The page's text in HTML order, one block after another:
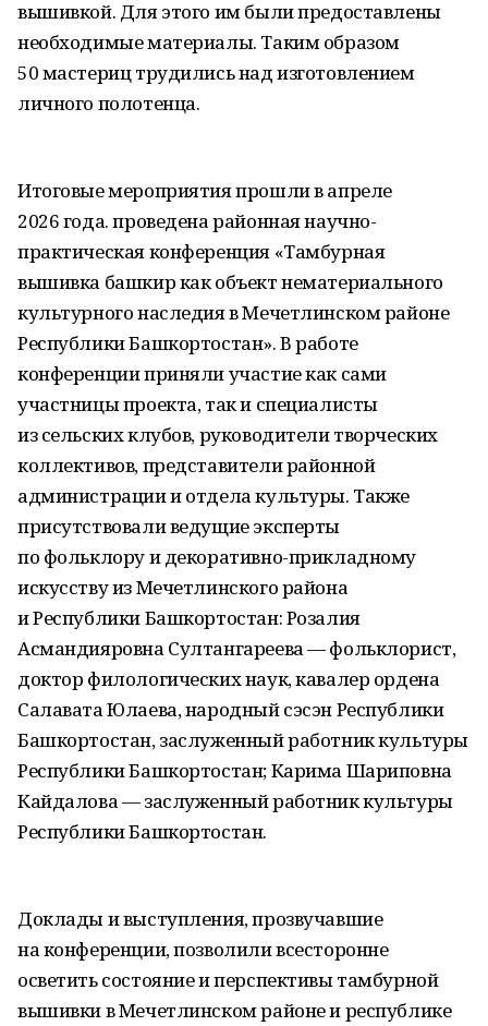
вышивкой. Для этого им были предоставлены
необходимые материалы. Таким образом
50 мастериц трудились над изготовлением
личного полотенца.
Итоговые мероприятия прошли в апреле
2026 года. проведена районная научно-
практическая конференция «Тамбурная
вышивка башкир как объект нематериального
культурного наследия в Мечетлинском районе
Республики Башкортостан». В работе
конференции приняли участие как сами
участницы проекта, так и специалисты
из сельских клубов, руководители творческих
коллективов, представители районной
администрации и отдела культуры. Также
присутствовали ведущие эксперты
по фольклору и декоративно-прикладному
искусству из Мечетлинского района
и Республики Башкортостан: Розалия
Асмандияровна Султангареева — фольклорист,
доктор филологических наук, кавалер ордена
Салавата Юлаева, народный сэсэн Республики
Башкортостан, заслуженный работник культуры
Республики Башкортостан; Карима Шариповна
Кайдалова — заслуженный работник культуры
Республики Башкортостан.
Доклады и выступления, прозвучавшие
на конференции, позволили всесторонне
осветить состояние и перспективы тамбурной
вышивки в Мечетлинском районе и республике